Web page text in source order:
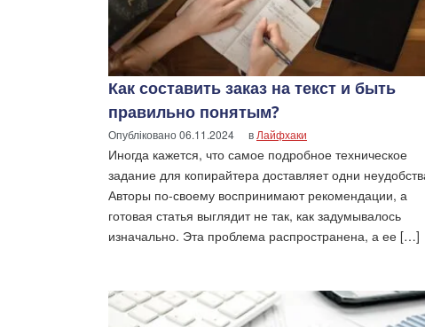
Как составить заказ на текст и быть
правильно понятым?
Опубліковано06.11.2024 в Лайфхаки
Иногда кажется, что самое подробное техническое
задание для копирайтера доставляет одни
Авторы по-своему воспринимают рекомендации, а
готовая статья выглядит не так, как задумывалось
изначально. Эта проблема распространена, а ее […]